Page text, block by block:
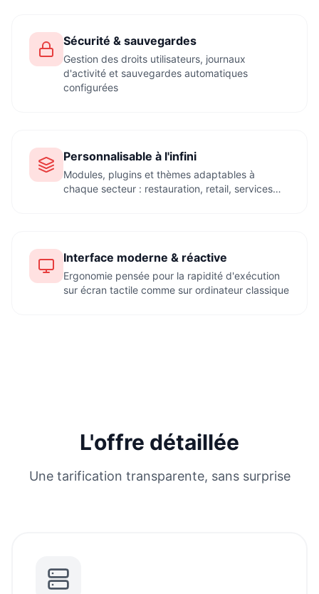
Sécurité & sauvegardes
Gestion des droits utilisateurs, journaux
d'activité et sauvegardes automatiques
configurées
Personnalisable à l'infini
Modules, plugins et thèmes adaptables à
chaque secteur : restauration, retail, services…
Interface moderne & réactive
Ergonomie pensée pour la rapidité d'exécution
sur écran tactile comme sur ordinateur classique
L'offre détaillée
Une tarification transparente, sans surprise